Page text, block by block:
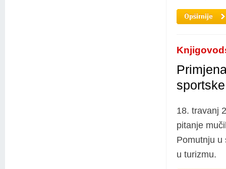
18. travanj
pitanje
Pomutnju u
u turizmu.